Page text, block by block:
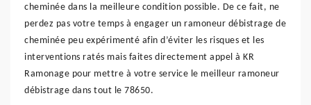
cheminée dans la meilleure condition possible. De ce fait, ne
perdez pas votre temps à engager un ramoneur débistrage de
cheminée peu expérimenté afin d’éviter les risques et les
interventions ratés mais faites directement appel à KR
Ramonage pour mettre à votre service le meilleur ramoneur
débistrage dans tout le 78650.